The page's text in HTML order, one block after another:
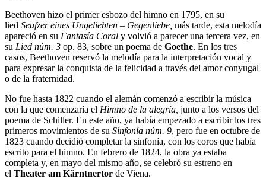
Beethoven hizo el primer esbozo del himno en 1795, en su
lied Seufzer eines Ungeliebten – Gegenliebe, más tarde, esta melodía
apareció en su Fantasía Coral y volvió a parecer una tercera vez, en
su Lied núm. 3 op. 83, sobre un poema de Goethe. En los tres
casos, Beethoven reservó la melodía para la interpretación vocal y
para expresar la conquista de la felicidad a través del amor conyugal
o de la fraternidad.
No fue hasta 1822 cuando el alemán comenzó a escribir la música
con la que comenzaría el Himno de la alegría, junto a los versos del
poema de Schiller. En este año, ya había empezado a escribir los tres
primeros movimientos de su Sinfonía núm. 9, pero fue en octubre de
1823 cuando decidió completar la sinfonía, con los coros que había
escrito para el himno. En febrero de 1824, la obra ya estaba
completa y, en mayo del mismo año, se celebró su estreno en
el Theater am Kärntnertor de Viena.